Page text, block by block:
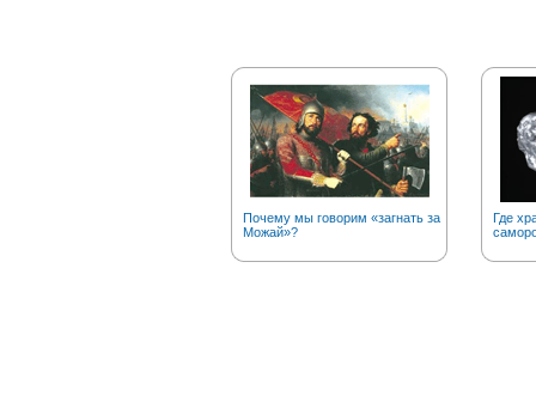
Почему мы говорим «загнать за
Можай»?
Где